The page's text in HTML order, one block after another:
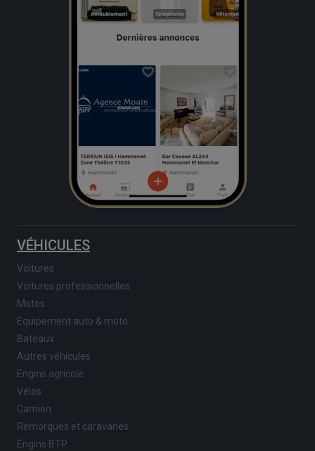
VÉHICULES
Voitures
Voitures professionnelles
Motos
Equipement auto & moto
Bateaux
Autres véhicules
Engins agricole
Vélos
Camion
Remorques et caravanes
Engins BTP